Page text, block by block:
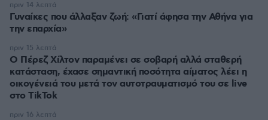
Γυναίκες που άλλαξαν ζωή: «Γιατί άφησα την Αθήνα για
την επαρχία»
πριν 14 λεπτά
Ο Πέρεζ Χίλτον παραμένει σε σοβαρή αλλά σταθερή
κατάσταση, έχασε σημαντική ποσότητα αίματος λέει η
οικογένειά του μετά τον αυτοτραυματισμό του σε live
στο TikTok
πριν 15 λεπτά
πριν 16 λεπτά